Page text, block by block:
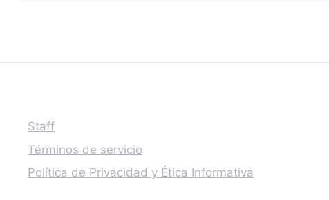
Staff
Términos de servicio
Política de Privacidad y Ética Informativa